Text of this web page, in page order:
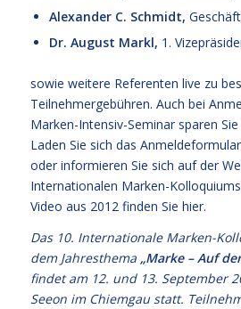
Alexander C. Schmidt,
Dr. August Markl, 1.
sowie weitere Referenten live zu
Teilnehmergebühren. Auch bei
Marken-Intensiv-Seminar sparen
Laden Sie sich das
oder informieren Sie sich auf der
Internationalen Marken-Kolloquiums
Video aus 2012 finden Sie hier.
Das 10. Internationale Marken-
dem Jahresthema „Marke – Auf
findet am 12. und 13. September
Seeon im Chiemgau statt.